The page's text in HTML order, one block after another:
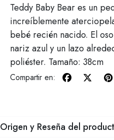
Teddy Baby Bear es un
increíblemente
bebé recién nacido. El
nariz azul y un lazo
poliéster. Tamaño: 38cm
Compartir en:
Origen y Reseña del